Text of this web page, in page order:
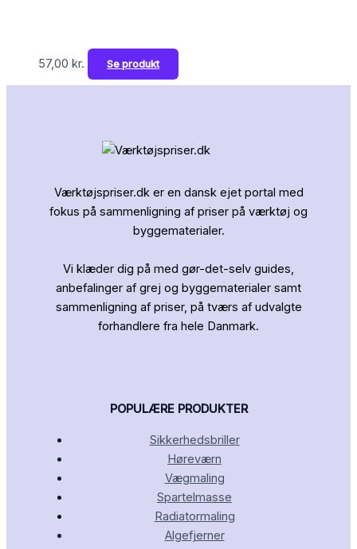
57,00 kr. Se produkt
Værktøjspriser.dk er en dansk ejet portal med
fokus på sammenligning af priser på værktøj og
byggematerialer.
Vi klæder dig på med gør-det-selv guides,
anbefalinger af grej og byggematerialer samt
sammenligning af priser, på tværs af udvalgte
forhandlere fra hele Danmark.
POPULÆRE PRODUKTER
Sikkerhedsbriller
Høreværn
Vægmaling
Spartelmasse
Radiatormaling
Algefjerner